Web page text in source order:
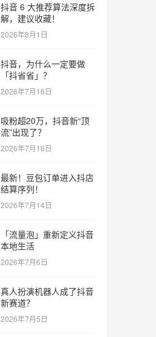
抖音 6 大推荐算法深度拆
解，建议收藏！
2026年8月1日
抖音，为什么一定要做
「抖省省」？
2026年7月16日
吸粉超20万，抖音新“顶
流”出现了？
2026年7月16日
最新！豆包订单进入抖店
结算序列！
2026年7月14日
「流量泡」重新定义抖音
本地生活
2026年7月6日
真人扮演机器人成了抖音
新赛道？
2026年7月5日